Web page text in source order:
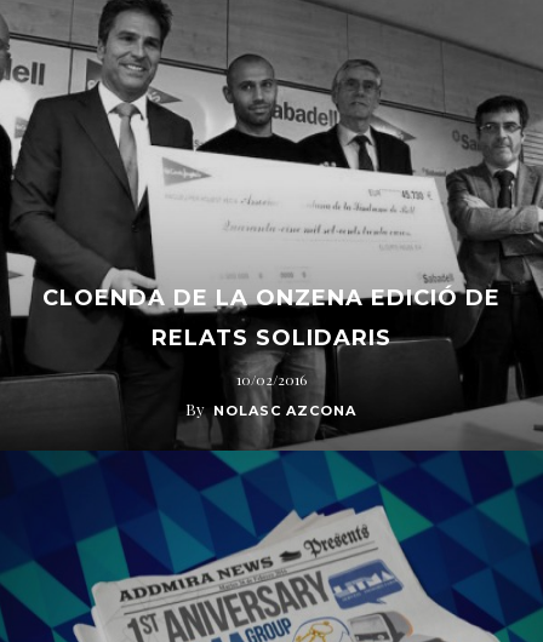
CLOENDA DE LA ONZENA EDICIÓ DE
RELATS SOLIDARIS
10/02/2016
By NOLASC AZCONA